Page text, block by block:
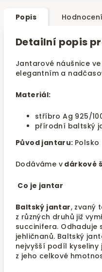
Popis Hodnocení
Detailní popis
Jantarové náušnice
elegantním a
Materiál:
stříbro Ag 925/
přírodní baltský
Původ jantaru: Polsko
Dodáváme v dárkové
Co je jantar
Baltský jantar, zvaný
z různých druhů již
succinifera. Odhaduje
jehličnanů. Baltský
nejvyšší podíl kyseliny
z jeho celkové